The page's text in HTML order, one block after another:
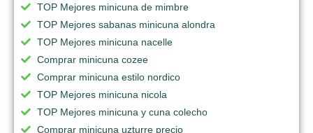
TOP Mejores minicuna de mimbre
TOP Mejores sabanas minicuna alondra
TOP Mejores minicuna nacelle
Comprar minicuna cozee
Comprar minicuna estilo nordico
TOP Mejores minicuna nicola
TOP Mejores minicuna y cuna colecho
Comprar minicuna uzturre precio